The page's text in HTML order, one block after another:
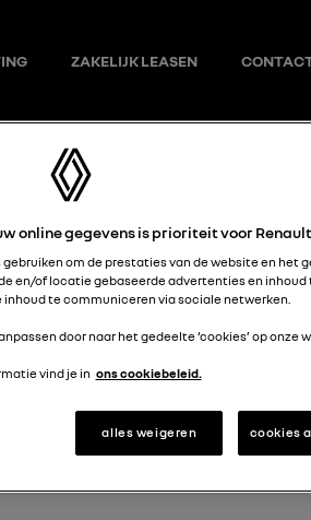
ZAKELIJK LEASEN
is wendbaar,dynamisch en
op het gebied van design,
is wendbaar,dynamisch
op het gebied van design,
online gegevens is prioriteit voor Renault
om de prestaties van de website en het
en/of locatie gebaseerde advertenties en inhoud
te communiceren via sociale netwerken.
door naar het gedeelte ‘cookies’ op onze
vind je in ons cookiebeleid.
alles weigeren cookies